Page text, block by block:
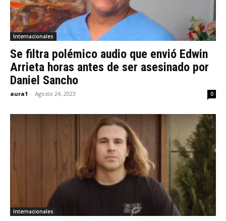
Internacionales
Se filtra polémico audio que envió Edwin
Arrieta horas antes de ser asesinado por
Daniel Sancho
aura1 - Agosto 24, 2023 0
Internacionales